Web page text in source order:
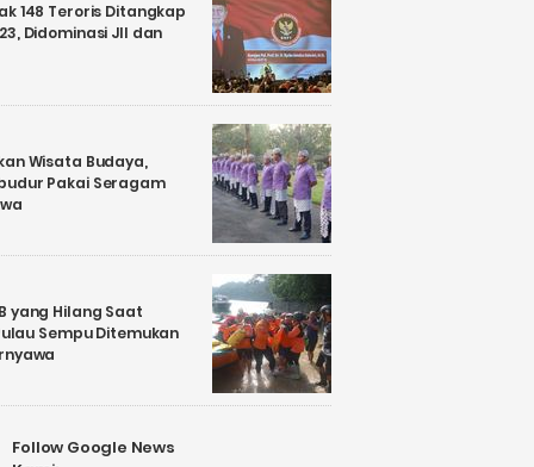
148 Teroris Ditangkap
Didominasi JII dan
Wisata Budaya,
Pakai Seragam
yang Hilang Saat
Sempu Ditemukan
Follow Google News